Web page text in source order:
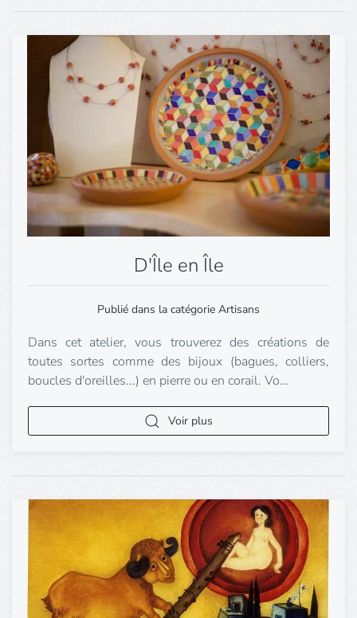
D'Île en Île
Publié dans la catégorie Artisans
Dans cet atelier, vous trouverez des créations de
toutes sortes comme des bijoux (bagues, colliers,
boucles d'oreilles...) en pierre ou en corail. Vo…
Voir plus